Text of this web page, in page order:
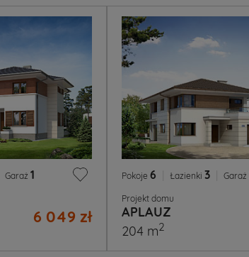
Garaż 1
6 049 zł
Pokoje 6 Łazienki 3 Garaż
Projekt domu
APLAUZ
204 m2